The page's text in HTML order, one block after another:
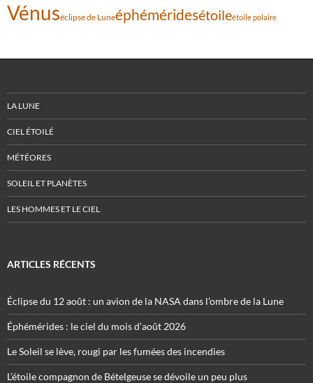
Vénuséclipse de Luneéphéméridesétoileétoile polaire
LA LUNE
CIEL ÉTOILÉ
MÉTÉORES
SOLEIL ET PLANÈTES
LES HOMMES ET LE CIEL
ARTICLES RÉCENTS
Éclipse du 12 août : un avion de la NASA dans l’ombre de la Lune
Éphémérides : le ciel du mois d’août 2026
Le Soleil se lève, rougi par les fumées des incendies
L’étoile compagnon de Bételgeuse se dévoile un peu plus